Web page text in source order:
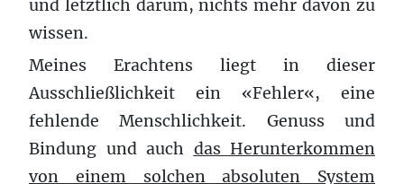
und letztlich darum, nichts mehr davon zu
wissen.
Meines Erachtens liegt in dieser
Ausschließlichkeit ein «Fehler«, eine
fehlende Menschlichkeit. Genuss und
Bindung und auch das Herunterkommen
von einem solchen absoluten System